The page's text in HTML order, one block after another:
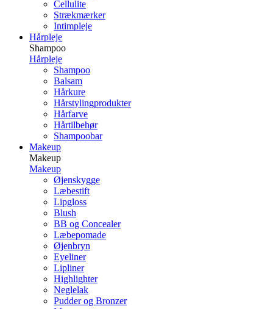
Cellulite
Strækmærker
Intimpleje
Hårpleje
Shampoo
Hårpleje
Shampoo
Balsam
Hårkure
Hårstylingprodukter
Hårfarve
Hårtilbehør
Shampoobar
Makeup
Makeup
Makeup
Øjenskygge
Læbestift
Lipgloss
Blush
BB og Concealer
Læbepomade
Øjenbryn
Eyeliner
Lipliner
Highlighter
Neglelak
Pudder og Bronzer